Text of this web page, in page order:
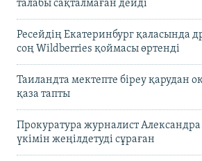
талабы сақталмаған дейді
Ресейдің Екатеринбург қаласында
соң Wildberries қоймасы өртенді
Таиландта мектепте біреу қарудан
қаза тапты
Прокуратура журналист
үкімін жеңілдетуді сұраған